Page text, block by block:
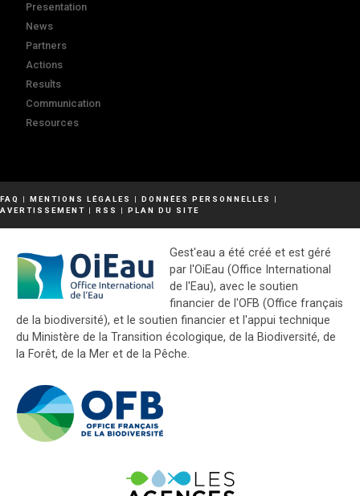
Presentation
News
Partners
Actions
Results
Communication
Resources
FAQ | MENTIONS LÉGALES | DONNÉES PERSONNELLES
|
AVERTISSEMENT | RSS | PLAN DU SITE
Gest'eau a été créé et est géré
par l'OiEau (Office International
de l'Eau), avec le soutien
financier de l'OFB (Office français
de la biodiversité), et le soutien financier et l'appui technique
du Ministère de la Transition écologique, de la Biodiversité, de
la Forêt, de la Mer et de la Pêche.